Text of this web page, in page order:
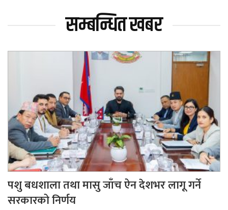
सम्बन्धित खबर
पशु बधशाला तथा मासु जाँच ऐन देशभर लागू गर्ने
सरकारको निर्णय